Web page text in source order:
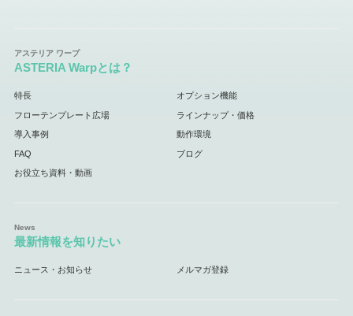
ASTERIA Warpとは？
特長 オプション機能
フローテンプレート広場 ラインナップ・価格
導入事例 動作環境
FAQ ブログ
お役立ち資料・動画
最新情報を知りたい
ニュース・お知らせ メルマガ登録